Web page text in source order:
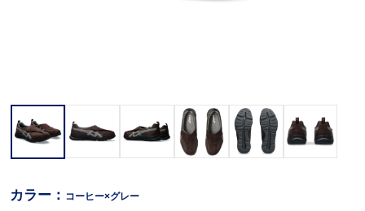
カラー： コーヒー×グレー